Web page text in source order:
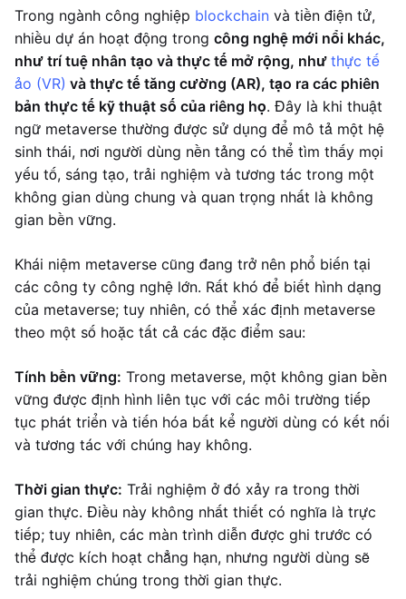
Trong ngành công nghiệp blockchain và tiền điện tử,
nhiều dự án hoạt động trong công nghệ mới nổi khác,
như trí tuệ nhân tạo và thực tế mở rộng, như thực tế
ảo (VR) và thực tế tăng cường (AR), tạo ra các phiên
bản thực tế kỹ thuật số của riêng họ. Đây là khi thuật
ngữ metaverse thường được sử dụng để mô tả một hệ
sinh thái, nơi người dùng nền tảng có thể tìm thấy mọi
yếu tố, sáng tạo, trải nghiệm và tương tác trong một
không gian dùng chung và quan trọng nhất là không
gian bền vững.
Khái niệm metaverse cũng đang trở nên phổ biến tại
các công ty công nghệ lớn. Rất khó để biết hình dạng
của metaverse; tuy nhiên, có thể xác định metaverse
theo một số hoặc tất cả các đặc điểm sau:
Tính bền vững: Trong metaverse, một không gian bền
vững được định hình liên tục với các môi trường tiếp
tục phát triển và tiến hóa bất kể người dùng có kết nối
và tương tác với chúng hay không.
Thời gian thực: Trải nghiệm ở đó xảy ra trong thời
gian thực. Điều này không nhất thiết có nghĩa là trực
tiếp; tuy nhiên, các màn trình diễn được ghi trước có
thể được kích hoạt chẳng hạn, nhưng người dùng sẽ
trải nghiệm chúng trong thời gian thực.